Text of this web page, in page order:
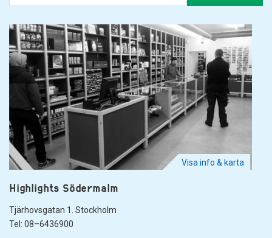
Visa info & karta
Highlights Södermalm
Tjärhovsgatan 1. Stockholm
Tel: 08–6436900